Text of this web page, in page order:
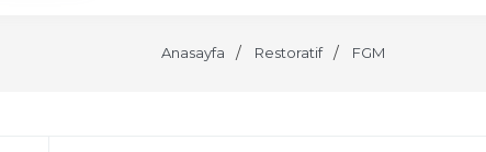
Anasayfa Restoratif FGM